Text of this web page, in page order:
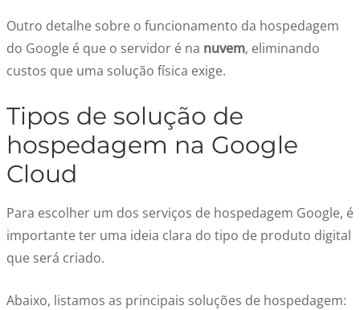
Outro detalhe sobre o funcionamento da hospedagem
do Google é que o servidor é na nuvem, eliminando
custos que uma solução física exige.
Tipos de solução de
hospedagem na Google
Cloud
Para escolher um dos serviços de hospedagem Google, é
importante ter uma ideia clara do tipo de produto digital
que será criado.
Abaixo, listamos as principais soluções de hospedagem: